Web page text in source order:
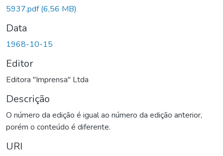
5937.pdf(6,56 MB)
Data
1968-10-15
Editor
Editora "Imprensa" Ltda
Descrição
O número da edição é igual ao número da edição anterior,
porém o conteúdo é diferente.
URI